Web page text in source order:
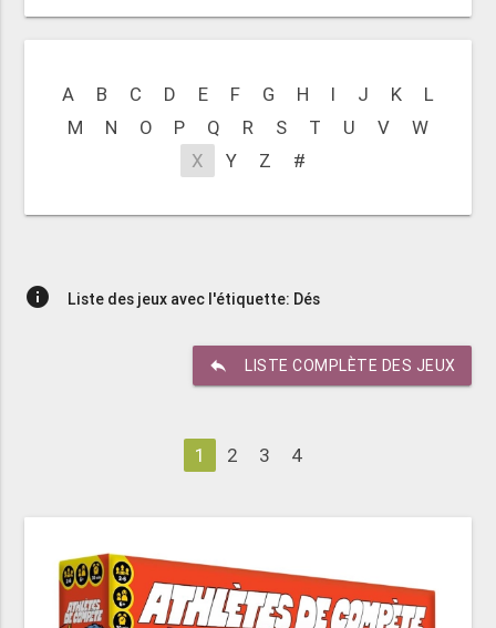
A B C D E F G H I J K
L
M
N O P Q R S T U V
W
X
Y Z #
info Liste des jeux avec l'étiquette: Dés
reply LISTE COMPLÈTE DES JEUX
1 2 3 4